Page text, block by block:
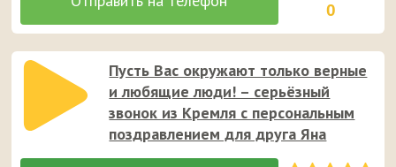
0
Пусть Вас окружают только верные
и любящие люди! – серьёзный
звонок из Кремля с персональным
поздравлением для друга Яна